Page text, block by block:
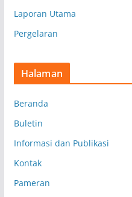
Laporan Utama
Pergelaran
Halaman
Beranda
Buletin
Informasi dan Publikasi
Kontak
Pameran